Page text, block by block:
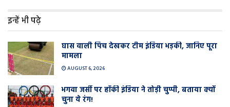
इन्हें भी पढ़े
घास वाली प‍िच देखकर टीम इंडिया भड़की, जानिए पूरा
मामला
AUGUST 6, 2026
भगवा जर्सी पर हॉकी इंडिया ने तोड़ी चुप्पी, बताया क्यों
चुना ये रंग!